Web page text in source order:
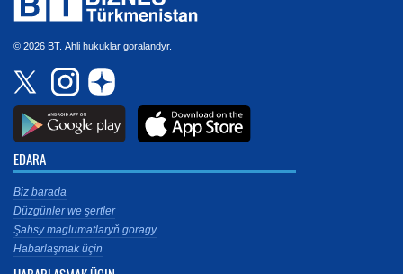
© 2026 BT. Ähli hukuklar goralandyr.
EDARA
Biz barada
Düzgünler we şertler
Şahsy maglumatlaryň goragy
Habarlaşmak üçin